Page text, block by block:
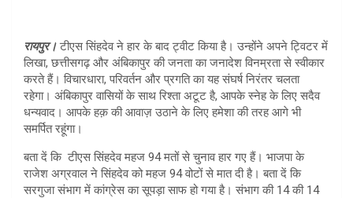
s
A
p
p
ar
e
रायपुर।टीएस सिंहदेव ने हार के बाद ट्वीट किया है। उन्होंने अपने ट्विटर में
लिखा, छत्तीसगढ़ और अंबिकापुर की जनता का जनादेश विनम्रता से स्वीकार
करते हैं। विचारधारा, परिवर्तन और प्रगति का यह संघर्ष निरंतर चलता
रहेगा। अंबिकापुर वासियों के साथ रिश्ता अटूट है, आपके स्नेह के लिए सदैव
धन्यवाद। आपके हक़ की आवाज़ उठाने के लिए हमेशा की तरह आगे भी
समर्पित रहूंगा।
बता दें कि टीएस सिंहदेव महज 94 मतों से चुनाव हार गए हैं। भाजपा के
राजेश अग्रवाल ने सिंहदेव को महज 94 वोटों से मात दी है। बता दें कि
सरगुजा संभाग में कांग्रेस का सूपड़ा साफ हो गया है। संभाग की 14 की 14